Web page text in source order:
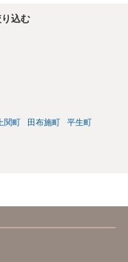
込む
関町 田布施町 平生町